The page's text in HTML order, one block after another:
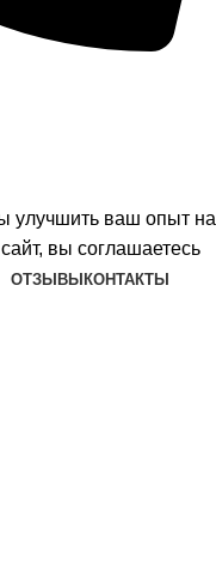
ОТЗЫВЫКОНТАКТЫ
улучшить ваш опыт на
вы соглашаетесь